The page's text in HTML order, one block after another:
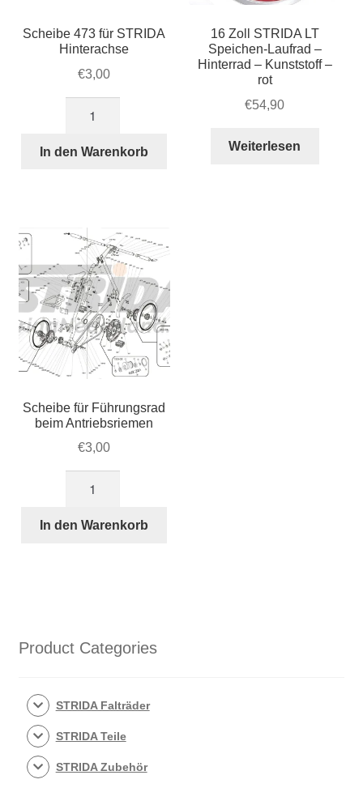
Scheibe 473 für STRIDA
Hinterachse
€3,00
für
In den Warenkorb
16 Zoll STRIDA LT
Speichen-Laufrad –
Hinterrad – Kunststoff –
rot
€54,90
Weiterlesen
Scheibe für Führungsrad
beim Antriebsriemen
€3,00
Führungsrad
In den Warenkorb
Product Categories
STRIDA Falträder
STRIDA Teile
STRIDA Zubehör